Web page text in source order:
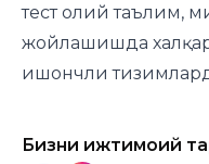
тест олий таълим,
жойлашишда
ишончли
Бизни ижтимоий